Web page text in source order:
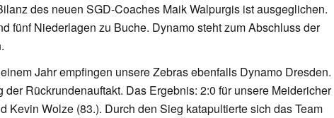
des neuen SGD-Coaches Maik Walpurgis ist ausgeglichen.
fünf Niederlagen zu Buche. Dynamo steht zum Abschluss der
Jahr empfingen unsere Zebras ebenfalls Dynamo Dresden.
Rückrundenauftakt. Das Ergebnis: 2:0 für unsere Meidericher
Kevin Wolze (83.). Durch den Sieg katapultierte sich das Team